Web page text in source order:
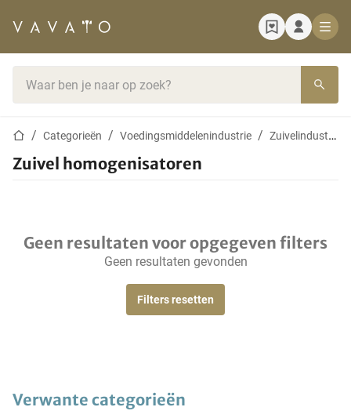
StartpaginaCategorieën Voedingsmiddelenindustrie Zuivelindustrie
Zuivel homogenisatoren
Geen resultaten voor opgegeven filters
Geen resultaten gevonden
Filters resetten
Verwante categorieën